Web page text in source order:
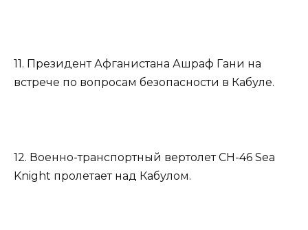
11. Президент Афганистана Ашраф Гани на
встрече по вопросам безопасности в Кабуле.
12. Военно-транспортный вертолет CH-46 Sea
Knight пролетает над Кабулом.